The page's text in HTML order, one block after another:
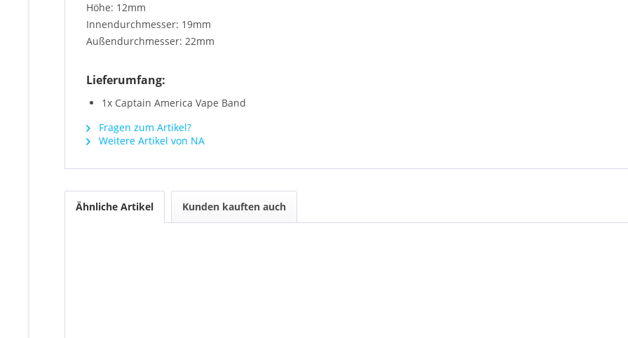
Höhe: 12mm
Innendurchmesser: 19mm
Außendurchmesser: 22mm
Lieferumfang:
1x Captain America Vape Band
Fragen zum Artikel?
Weitere Artikel von NA
Ähnliche Artikel Kunden kauften auch